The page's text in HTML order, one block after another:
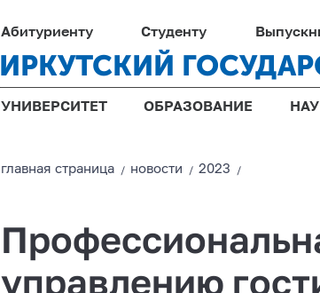
Абитуриенту Студенту
ИРКУТСКИЙ
УНИВЕРСИТЕТ ОБРАЗОВАНИЕ
главная страницa / новости /2023 /
управлению